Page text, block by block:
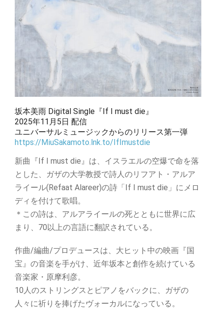
坂本美雨 Digital Single『If I must die』
2025年11月5日 配信
ユニバーサルミュージックからのリリース第一弾
https://MiuSakamoto.lnk.to/IfImustdie
新曲『If I must die』は、イスラエルの空爆で命を落
とした、ガザの大学教授で詩人のリフアト・アルア
ライール(Refaat Alareer)の詩「If I must die」にメロ
ディを付けて歌唱。
＊この詩は、アルアライールの死とともに世界に広
まり、70以上の言語に翻訳されている。
作曲/編曲/プロデュースは、⼤ヒット中の映画『国
宝』の⾳楽を手がけ、近年坂本と創作を続けている
⾳楽家・原摩利彦。
10人のストリングスとピアノをバックに、ガザの
人々に祈りを捧げたヴォーカルになっている。